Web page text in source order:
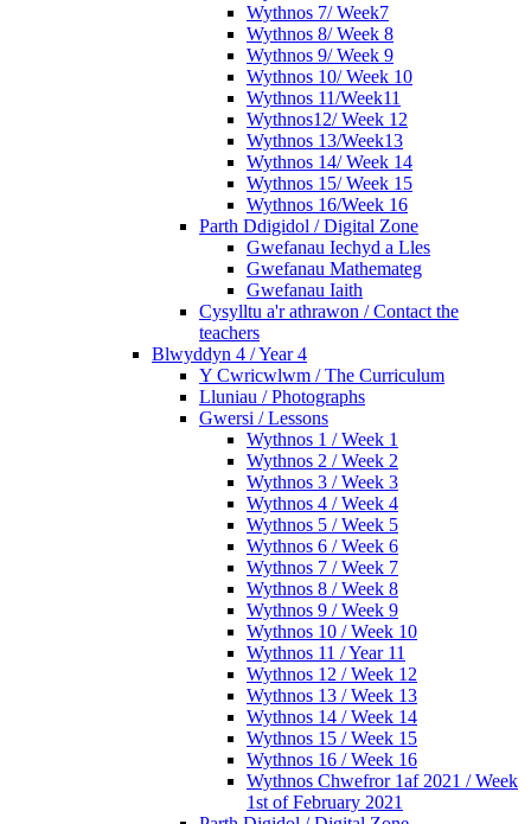
Wythnos 7/ Week7
Wythnos 8/ Week 8
Wythnos 9/ Week 9
Wythnos 10/ Week 10
Wythnos 11/Week11
Wythnos12/ Week 12
Wythnos 13/Week13
Wythnos 14/ Week 14
Wythnos 15/ Week 15
Wythnos 16/Week 16
Parth Ddigidol / Digital Zone
Gwefanau Iechyd a Lles
Gwefanau Mathemateg
Gwefanau Iaith
Cysylltu a'r athrawon / Contact the
teachers
Blwyddyn 4 / Year 4
Y Cwricwlwm / The Curriculum
Lluniau / Photographs
Gwersi / Lessons
Wythnos 1 / Week 1
Wythnos 2 / Week 2
Wythnos 3 / Week 3
Wythnos 4 / Week 4
Wythnos 5 / Week 5
Wythnos 6 / Week 6
Wythnos 7 / Week 7
Wythnos 8 / Week 8
Wythnos 9 / Week 9
Wythnos 10 / Week 10
Wythnos 11 / Year 11
Wythnos 12 / Week 12
Wythnos 13 / Week 13
Wythnos 14 / Week 14
Wythnos 15 / Week 15
Wythnos 16 / Week 16
Wythnos Chwefror 1af 2021 / Week
1st of February 2021